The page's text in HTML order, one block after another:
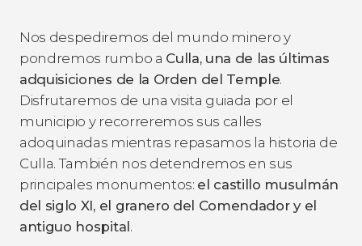
Nos despediremos del mundo minero y
pondremos rumbo a Culla, una de las últimas
adquisiciones de la Orden del Temple.
Disfrutaremos de una visita guiada por el
municipio y recorreremos sus calles
adoquinadas mientras repasamos la historia de
Culla. También nos detendremos en sus
principales monumentos: el castillo musulmán
del siglo XI, el granero del Comendador y el
antiguo hospital .